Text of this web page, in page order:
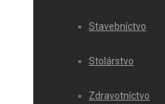
Stavebníctvo
Stolárstvo
Zdravotníctvo